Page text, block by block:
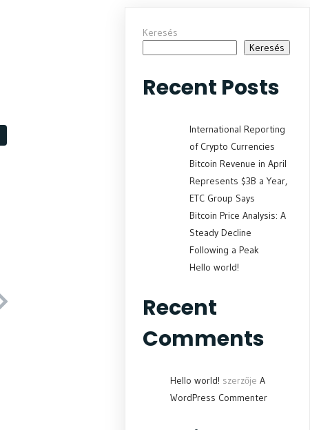
Keresés
Keresés
Recent Posts
International Reporting
of Crypto Currencies
Bitcoin Revenue in April
Represents $3B a Year,
ETC Group Says
Bitcoin Price Analysis: A
Steady Decline
Following a Peak
Hello world!
Recent
Comments
Hello world! szerzőjeA
WordPress Commenter